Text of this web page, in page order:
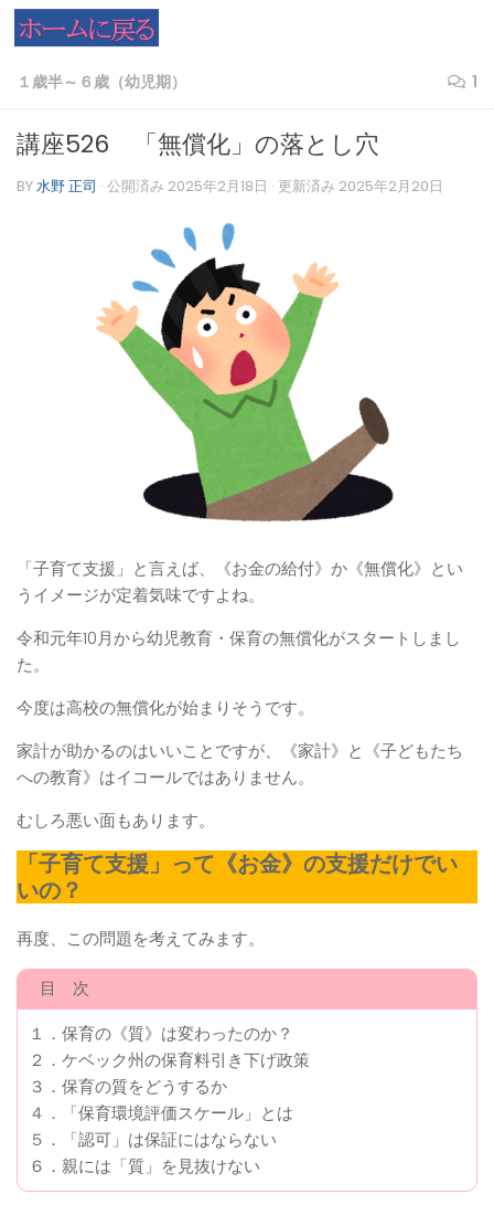
コンテンツへスキップ
１歳半～６歳（幼児期） 1
講座526 「無償化」の落とし穴
BY水野 正司 · 公開済み 2025年2月18日 · 更新済み 2025年2月20日
「子育て支援」と言えば、《お金の給付》か《無償化》とい
うイメージが定着気味ですよね。
令和元年10月から幼児教育・保育の無償化がスタートしまし
た。
今度は高校の無償化が始まりそうです。
家計が助かるのはいいことですが、《家計》と《子どもたち
への教育》はイコールではありません。
むしろ悪い面もあります。
「子育て支援」って《お金》の支援だけでい
いの？
再度、この問題を考えてみます。
目 次
１．保育の《質》は変わったのか？
２．ケベック州の保育料引き下げ政策
３．保育の質をどうするか
４．「保育環境評価スケール」とは
５．「認可」は保証にはならない
６．親には「質」を見抜けない